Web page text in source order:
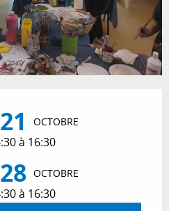
21 OCTOBRE
à 16:30
28 OCTOBRE
à 16:30